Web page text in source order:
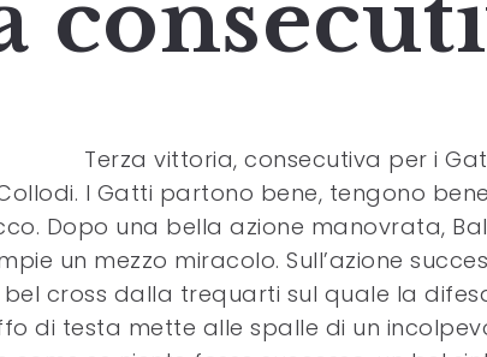
Terza vittoria, consecutiva per i
I Gatti partono bene, tengono
Dopo una bella azione manovrata,
un mezzo miracolo. Sull’azione
cross dalla trequarti sul quale la
di testa mette alle spalle di un